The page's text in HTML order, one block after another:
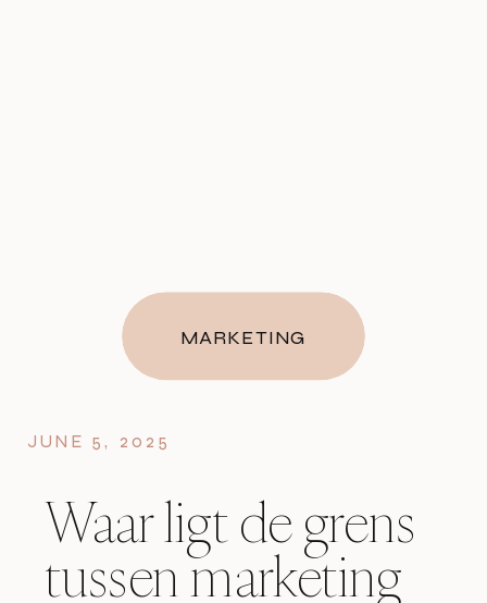
Waar ligt de grens
tussen marketing
JUNE 5, 2025
MARKETING